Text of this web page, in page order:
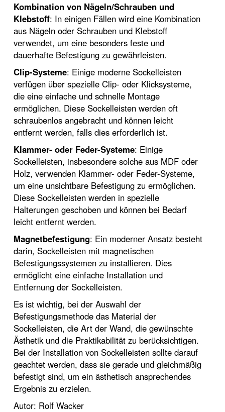
Kombination von Nägeln/Schrauben und
Klebstoff: In einigen Fällen wird eine Kombination
aus Nägeln oder Schrauben und Klebstoff
verwendet, um eine besonders feste und
dauerhafte Befestigung zu gewährleisten.
Clip-Systeme: Einige moderne Sockelleisten
verfügen über spezielle Clip- oder Klicksysteme,
die eine einfache und schnelle Montage
ermöglichen. Diese Sockelleisten werden oft
schraubenlos angebracht und können leicht
entfernt werden, falls dies erforderlich ist.
Klammer- oder Feder-Systeme: Einige
Sockelleisten, insbesondere solche aus MDF oder
Holz, verwenden Klammer- oder Feder-Systeme,
um eine unsichtbare Befestigung zu ermöglichen.
Diese Sockelleisten werden in spezielle
Halterungen geschoben und können bei Bedarf
leicht entfernt werden.
Magnetbefestigung: Ein moderner Ansatz besteht
darin, Sockelleisten mit magnetischen
Befestigungssystemen zu installieren. Dies
ermöglicht eine einfache Installation und
Entfernung der Sockelleisten.
Es ist wichtig, bei der Auswahl der
Befestigungsmethode das Material der
Sockelleisten, die Art der Wand, die gewünschte
Ästhetik und die Praktikabilität zu berücksichtigen.
Bei der Installation von Sockelleisten sollte darauf
geachtet werden, dass sie gerade und gleichmäßig
befestigt sind, um ein ästhetisch ansprechendes
Ergebnis zu erzielen.
Autor: Rolf Wacker